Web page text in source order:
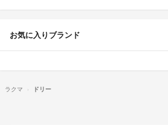
お気に入りブランド
ラクマ ドリー